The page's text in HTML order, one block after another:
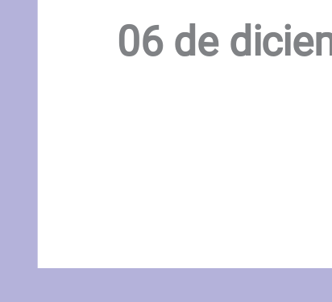
06 de